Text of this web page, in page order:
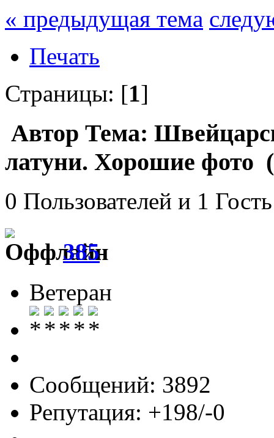
« предыдущая тема
Печать
Страницы: [1]
Автор Тема:
латуни. Хорошие фото
0 Пользователей и 1
385
Ветеран
Сообщений: 3892
Репутация: +198/-0